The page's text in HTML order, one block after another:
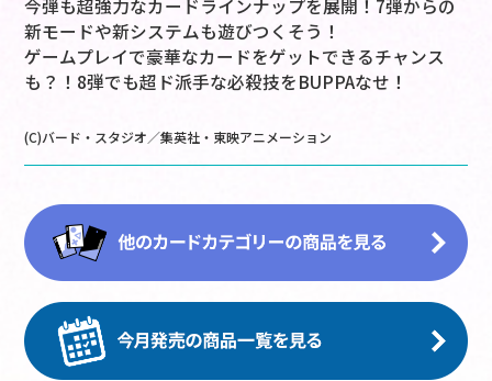
今弾も超強力なカードラインナップを展開！7弾からの
新モードや新システムも遊びつくそう！
ゲームプレイで豪華なカードをゲットできるチャンス
も？！8弾でも超ド派手な必殺技をBUPPAなせ！
(C)バード・スタジオ／集英社・東映アニメーション